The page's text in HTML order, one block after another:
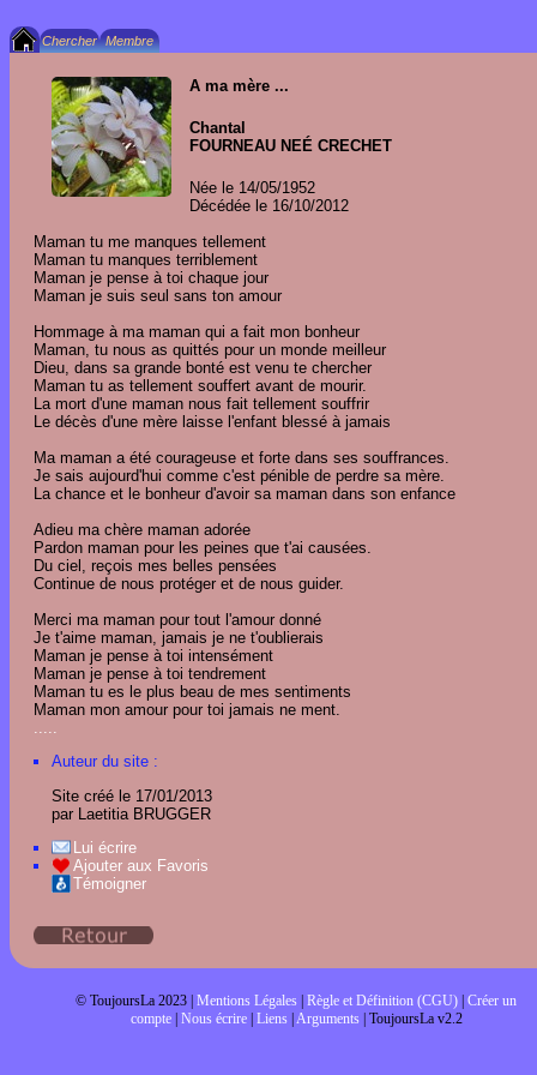
A ma mère ...
Chantal
FOURNEAU NEÉ CRECHET
Née le 14/05/1952
Décédée le 16/10/2012
Maman tu me manques tellement
Maman tu manques terriblement
Maman je pense à toi chaque jour
Maman je suis seul sans ton amour
Hommage à ma maman qui a fait mon bonheur
Maman, tu nous as quittés pour un monde meilleur
Dieu, dans sa grande bonté est venu te chercher
Maman tu as tellement souffert avant de mourir.
La mort d'une maman nous fait tellement souffrir
Le décès d'une mère laisse l'enfant blessé à jamais
Ma maman a été courageuse et forte dans ses souffrances.
Je sais aujourd'hui comme c'est pénible de perdre sa mère.
La chance et le bonheur d'avoir sa maman dans son enfance
Adieu ma chère maman adorée
Pardon maman pour les peines que t'ai causées.
Du ciel, reçois mes belles pensées
Continue de nous protéger et de nous guider.
Merci ma maman pour tout l'amour donné
Je t'aime maman, jamais je ne t'oublierais
Maman je pense à toi intensément
Maman je pense à toi tendrement
Maman tu es le plus beau de mes sentiments
Maman mon amour pour toi jamais ne ment.
.....
Auteur du site :
Site créé le 17/01/2013
par Laetitia BRUGGER
Lui écrire
Ajouter aux Favoris
Témoigner
© ToujoursLa 2023 | Mentions Légales Règle et Définition (CGU) Créer un
compte| Nous écrire| Liens| Arguments| ToujoursLa v2.2